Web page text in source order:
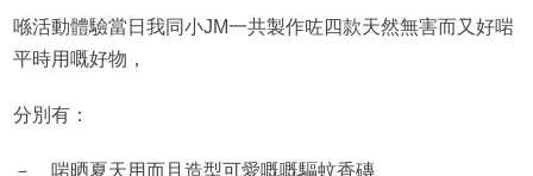
喺活動體驗當日我同小JM一共製作咗四款天然無害而又好啱
平時用嘅好物，
分別有：
－ 啱晒夏天用而且造型可愛嘅嘅驅蚊香磚、